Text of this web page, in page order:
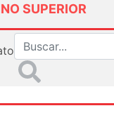
SUPERIOR